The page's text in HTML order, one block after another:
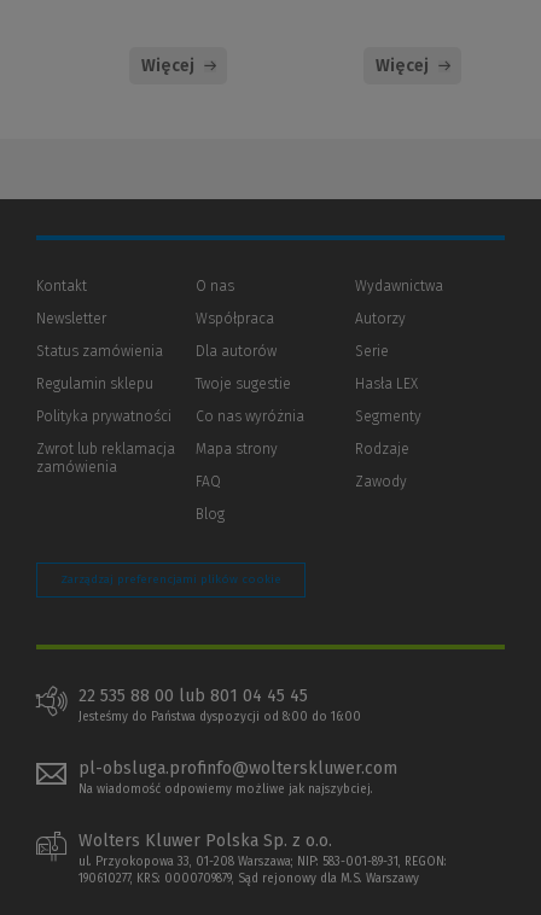
Więcej Więcej
Kontakt
Newsletter
Status zamówienia
Regulamin sklepu
Polityka prywatności (Nowe
(Link
innej
Zwrot lub reklamacja
zamówienia
O nas
Współpraca
Dla autorów(Nowe
(Link
innej
strony)
Twoje sugestie
Co nas wyróżnia
Mapa strony
FAQ
Blog
Wydawnictwa
Autorzy
Serie
Hasła LEX
Segmenty
Rodzaje
Zawody
Zarządzaj preferencjami plików cookie
22 535 88 00 lub 801 04 45 45
Jesteśmy do Państwa dyspozycji od 8:00 do 16:00
pl-obsluga.profinfo@wolterskluwer.com
Na wiadomość odpowiemy możliwe jak najszybciej.
Wolters Kluwer Polska Sp. z o.o.
ul. Przyokopowa 33, 01-208 Warszawa; NIP: 583-001-89-31, REGON:
190610277, KRS: 0000709879, Sąd rejonowy dla M.S. Warszawy